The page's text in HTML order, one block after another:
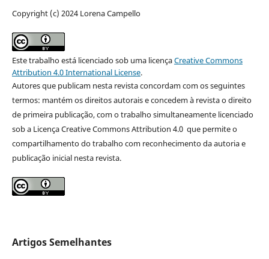
Copyright (c) 2024 Lorena Campello
Este trabalho está licenciado sob uma licençaCreative Commons
Attribution 4.0 International License.
Autores que publicam nesta revista concordam com os seguintes
termos: mantém os direitos autorais e concedem à revista o direito
de primeira publicação, com o trabalho simultaneamente licenciado
sob a Licença Creative Commons Attribution 4.0 que permite o
compartilhamento do trabalho com reconhecimento da autoria e
publicação inicial nesta revista.
Artigos Semelhantes